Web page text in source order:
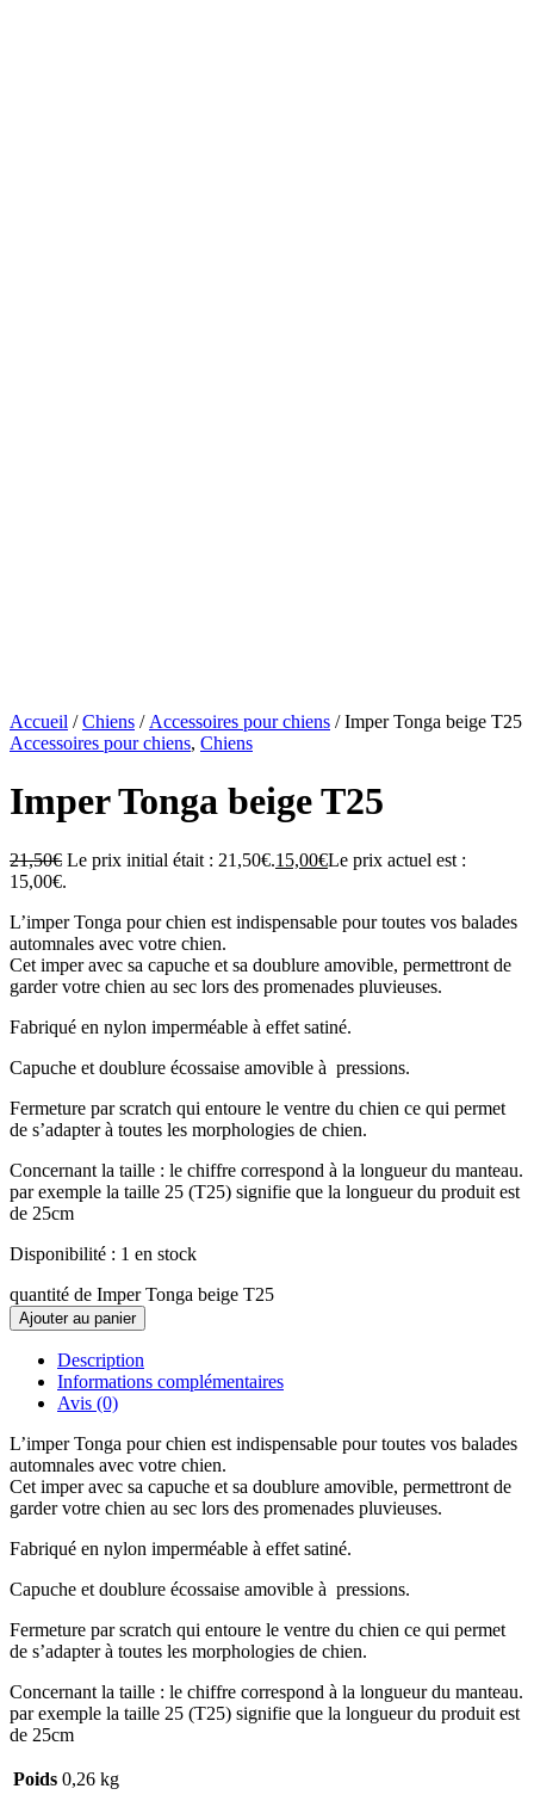
Accueil /Chiens / Accessoires pour chiens / Imper Tonga beige T25
Accessoires pour chiens, Chiens
Imper Tonga beige T25
21,50€ Le prix initial était : 21,50€.15,00€Le prix actuel est :
15,00€.
L’imper Tonga pour chien est indispensable pour toutes vos balades
automnales avec votre chien.
Cet imper avec sa capuche et sa doublure amovible, permettront de
garder votre chien au sec lors des promenades pluvieuses.
Fabriqué en nylon imperméable à effet satiné.
Capuche et doublure écossaise amovible à pressions.
Fermeture par scratch qui entoure le ventre du chien ce qui permet
de s’adapter à toutes les morphologies de chien.
Concernant la taille : le chiffre correspond à la longueur du manteau.
par exemple la taille 25 (T25) signifie que la longueur du produit est
de 25cm
Disponibilité : 1 en stock
quantité de Imper Tonga beige T25
Ajouter au panier
Description
Informations complémentaires
Avis (0)
L’imper Tonga pour chien est indispensable pour toutes vos balades
automnales avec votre chien.
Cet imper avec sa capuche et sa doublure amovible, permettront de
garder votre chien au sec lors des promenades pluvieuses.
Fabriqué en nylon imperméable à effet satiné.
Capuche et doublure écossaise amovible à pressions.
Fermeture par scratch qui entoure le ventre du chien ce qui permet
de s’adapter à toutes les morphologies de chien.
Concernant la taille : le chiffre correspond à la longueur du manteau.
par exemple la taille 25 (T25) signifie que la longueur du produit est
de 25cm
Poids 0,26 kg